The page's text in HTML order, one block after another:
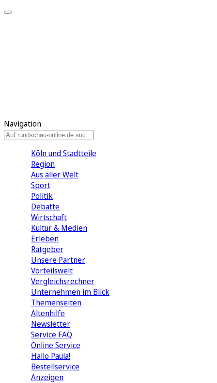
Navigation
Köln und Stadtteile
Region
Aus aller Welt
Sport
Politik
Debatte
Wirtschaft
Kultur & Medien
Erleben
Ratgeber
Unsere Partner
Vorteilswelt
Vergleichsrechner
Unternehmen im Blick
Themenseiten
Altenhilfe
Newsletter
Service FAQ
Online Service
Hallo Paula!
Bestellservice
Anzeigen